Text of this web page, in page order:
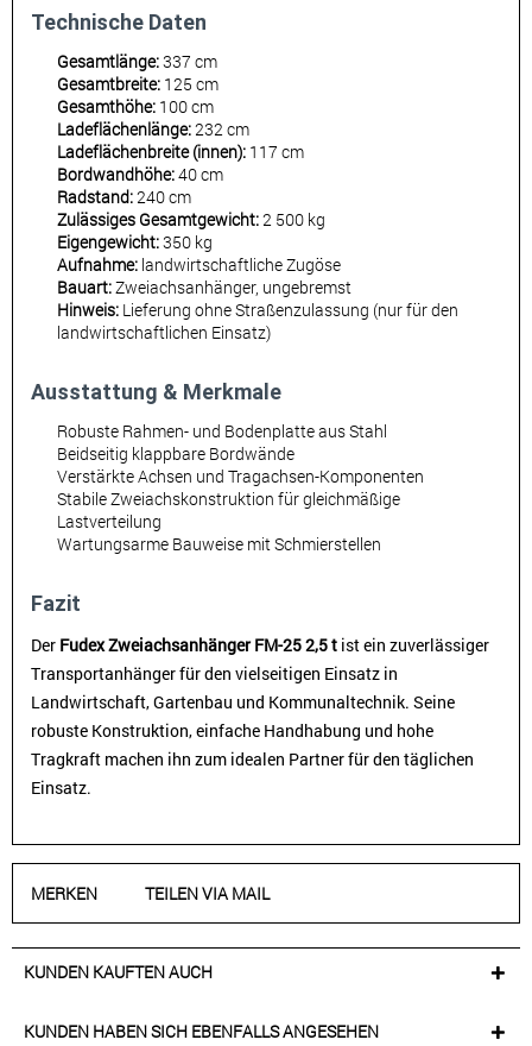
Technische Daten
Gesamtlänge:337 cm
Gesamtbreite: 125 cm
Gesamthöhe: 100 cm
Ladeflächenlänge:232 cm
Ladeflächenbreite (innen): 117 cm
Bordwandhöhe:40 cm
Radstand:240 cm
Zulässiges Gesamtgewicht:2 500 kg
Eigengewicht:350 kg
Aufnahme: landwirtschaftliche Zugöse
Bauart:Zweiachsanhänger, ungebremst
Hinweis: Lieferung ohne Straßenzulassung (nur für den
landwirtschaftlichen Einsatz)
Ausstattung & Merkmale
Robuste Rahmen- und Bodenplatte aus Stahl
Beidseitig klappbare Bordwände
Verstärkte Achsen und Tragachsen-Komponenten
Stabile Zweiachskonstruktion für gleichmäßige
Lastverteilung
Wartungsarme Bauweise mit Schmierstellen
Fazit
Der Fudex Zweiachsanhänger FM-25 2,5 t ist ein zuverlässiger
Transportanhänger für den vielseitigen Einsatz in
Landwirtschaft, Gartenbau und Kommunaltechnik. Seine
robuste Konstruktion, einfache Handhabung und hohe
Tragkraft machen ihn zum idealen Partner für den täglichen
Einsatz.
MERKEN TEILEN VIA MAIL
KUNDEN KAUFTEN AUCH
KUNDEN HABEN SICH EBENFALLS ANGESEHEN